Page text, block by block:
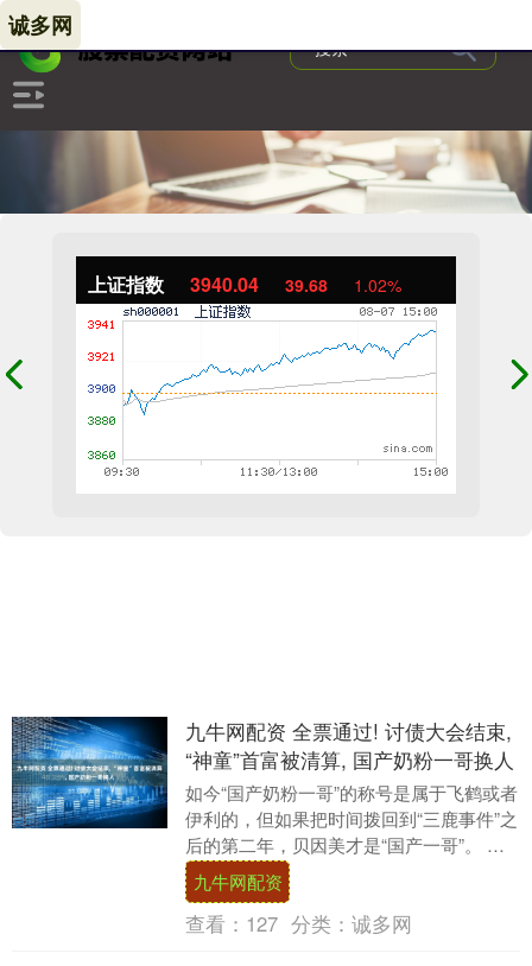
上证指数 3940.04 39.68 1.02%
诚多网
九牛网配资 全票通过! 讨债大会结束,
“神童”首富被清算, 国产奶粉一哥换人
如今“国产奶粉一哥”的称号是属于飞鹤或者
伊利的，但如果把时间拨回到“三鹿事件”之
后的第二年，贝因美才是“国产一哥”。 当
年贝因美作为少数未被卷入“三鹿事件”的
国....
九牛网配资
查看： 127 分类： 诚多网